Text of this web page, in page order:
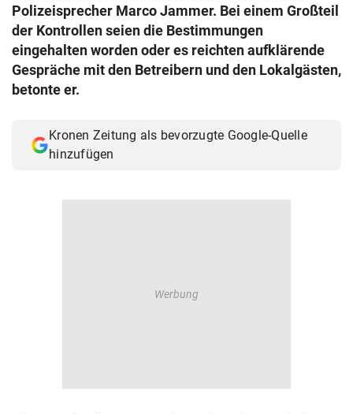
Polizeisprecher Marco Jammer. Bei einem Großteil
der Kontrollen seien die Bestimmungen
eingehalten worden oder es reichten aufklärende
Gespräche mit den Betreibern und den Lokalgästen,
betonte er.
Kronen Zeitung als bevorzugte Google-Quelle
hinzufügen